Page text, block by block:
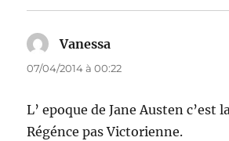
Vanessa
07/04/2014 à 00:22
L’ epoque de Jane Austen c’est
Régénce pas Victorienne.